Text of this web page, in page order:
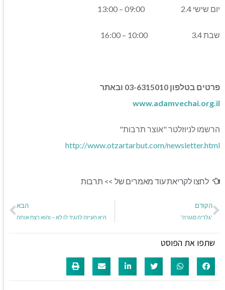
יום שישי 2.4 09:00 – 13:00
שבת 3.4 10:00 – 16:00
פרטים בטלפון 03-6315010 ובאתר
www.adamvechai.org.il
הרשמו לניוזלטר "אוצר תרבות"
http://www.otzartarbut.com/newsletter.html
לחצו לקריאת עוד מאמרים של >> תרבות
הקודם
'גלריה סגורה'
הבא
היא העיזה להגיד לו לא – והוא רצח אותה
שתפו את הפוסט